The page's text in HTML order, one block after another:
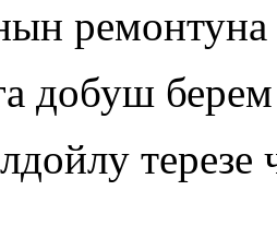
добуш берем
терезе